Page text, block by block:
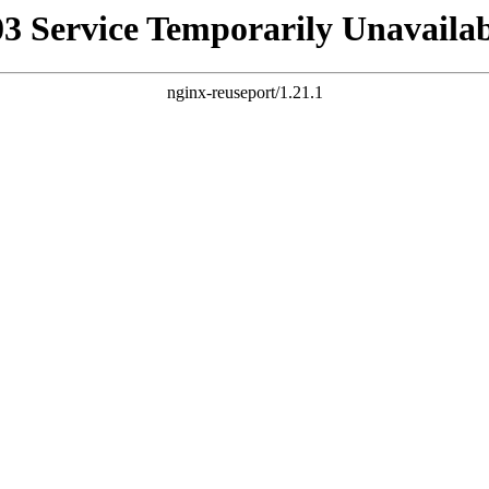
Service Temporarily
nginx-reuseport/1.21.1